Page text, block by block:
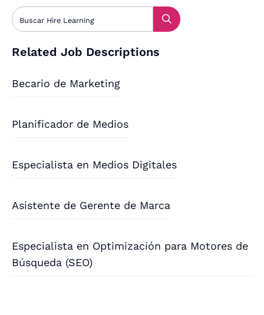
Related Job Descriptions
Becario de Marketing
Planificador de Medios
Especialista en Medios Digitales
Asistente de Gerente de Marca
Especialista en Optimización para Motores de
Búsqueda (SEO)